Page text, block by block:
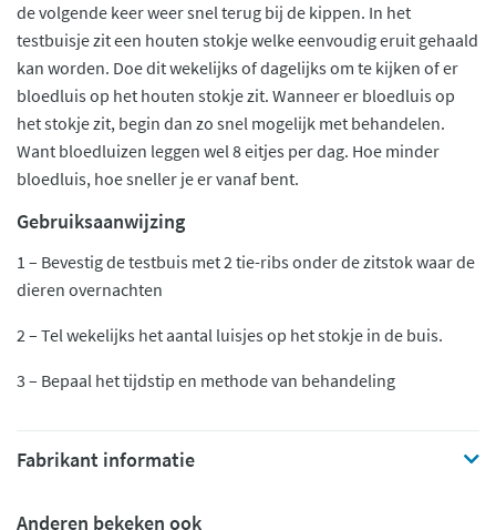
de volgende keer weer snel terug bij de kippen. In het
testbuisje zit een houten stokje welke eenvoudig eruit gehaald
kan worden. Doe dit wekelijks of dagelijks om te kijken of er
bloedluis op het houten stokje zit. Wanneer er bloedluis op
het stokje zit, begin dan zo snel mogelijk met behandelen.
Want bloedluizen leggen wel 8 eitjes per dag. Hoe minder
bloedluis, hoe sneller je er vanaf bent.
Gebruiksaanwijzing
1 – Bevestig de testbuis met 2 tie-ribs onder de zitstok waar de
dieren overnachten
2 – Tel wekelijks het aantal luisjes op het stokje in de buis.
3 – Bepaal het tijdstip en methode van behandeling
Fabrikant informatie
Anderen bekeken ook